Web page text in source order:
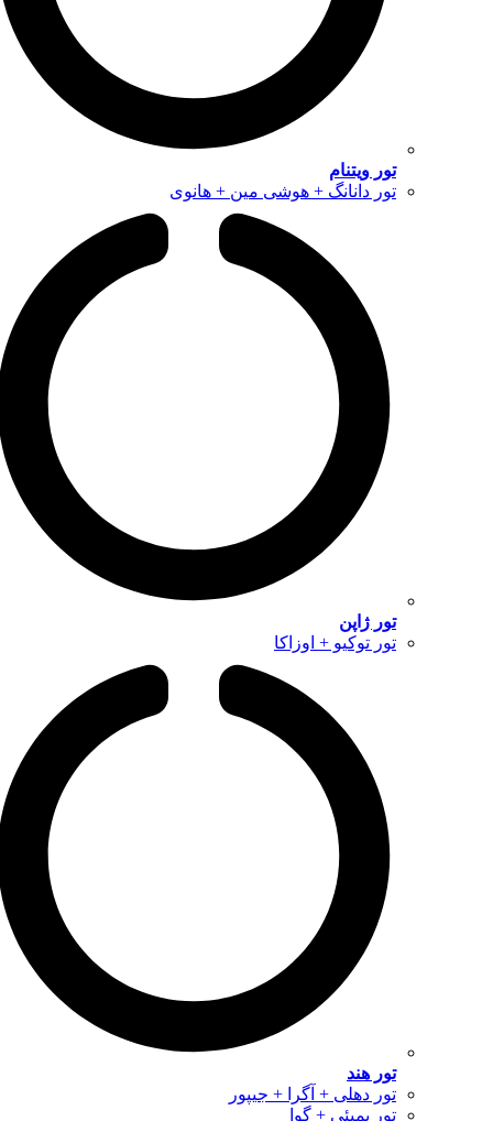
تور ویتنام
تور دانانگ + هوشی مین + هانوی
تور ژاپن
تور توکیو + اوزاکا
تور هند
تور دهلی + آگرا + جیپور
تور بمبئی + گوا